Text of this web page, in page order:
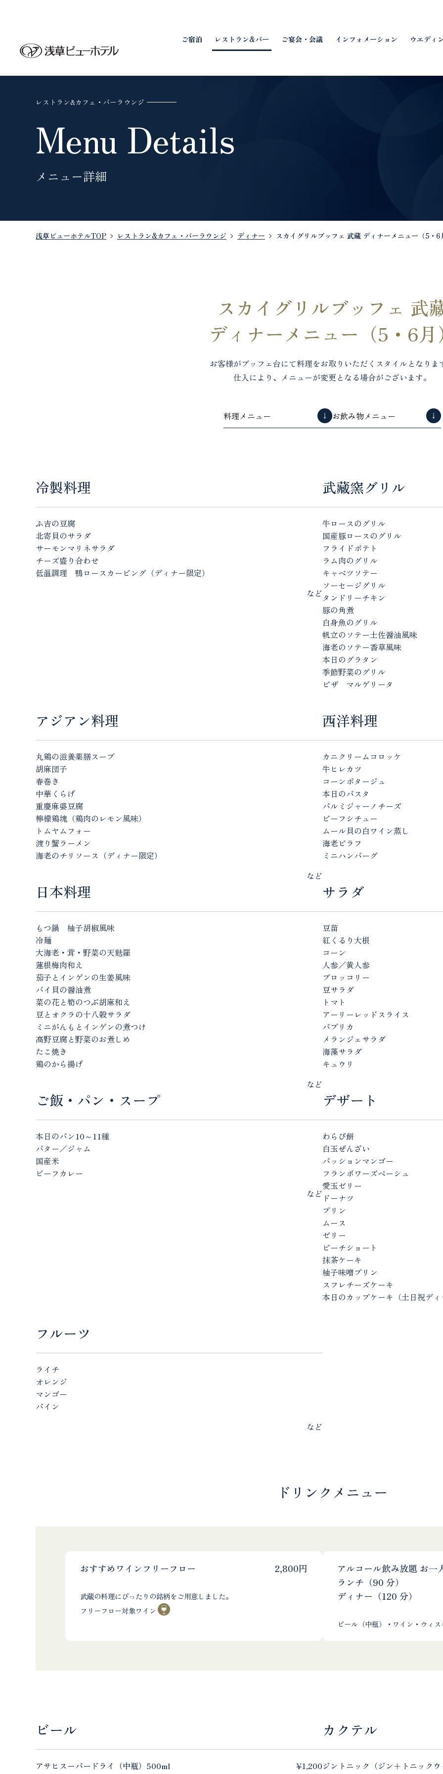
ご宿泊 レストラン&バー ご宴会・会議 インフォメーション ウエディ
レストラン&カフェ・バーラウンジ
Menu Details
メニュー詳細
浅草ビューホテルTOP レストラン&カフェ・バーラウンジ ディナー スカイグリルブッフェ 武藏 ディナーメニュー（5・6
スカイグリルブッフェ 武
ディナーメニュー（5・6月
お客様がブッフェ台にて料理をお取りいただく スタイルとなりま
仕入により、メニューが変更となる場合がございます。
料理メニュー お飲み物メニュー
冷製料理
ふ吉の豆腐
北寄貝のサラダ
サーモンマリネサラダ
チーズ盛り合わせ
低温調理 鴨ロースカービング（ディナー限定）
など
武藏窯グリル
牛ロースのグリル
国産豚ロースのグリル
フライドポテト
ラム肉のグリル
キャベツソテー
ソーセージグリル
タンドリーチキン
豚の角煮
白身魚のグリル
帆立のソテー土佐醤油風味
海老のソテー香草風味
本日のグラタン
季節野菜のグリル
ピザ マルゲリータ
アジアン料理
丸鶏の滋養薬膳スープ
胡麻団子
春巻き
中華くらげ
重慶麻婆豆腐
檸檬鶏塊（鶏肉のレモン風味）
トムヤムフォー
渡り蟹ラーメン
海老のチリソース（ディナー限定）
など
西洋料理
カニクリームコロッケ
牛ヒレカツ
コーンポタージュ
本日のパスタ
パルミジャーノチーズ
ビーフシチュー
ムール貝の白ワイン蒸し
海老ピラフ
ミニハンバーグ
日本料理
もつ鍋 柚子胡椒風味
冷麺
大海老・茸・野菜の天麩羅
蓮根梅肉和え
茄子とインゲンの生姜風味
バイ貝の醤油煮
菜の花と筍のつぶ胡麻和え
豆とオクラの十八穀サラダ
ミニがんもとインゲンの煮つけ
高野豆腐と野菜のお煮しめ
たこ焼き
鶏のから揚げ
など
サラダ
豆苗
紅くるり大根
コーン
人参／黄人参
ブロッコリー
豆サラダ
トマト
アーリーレッドスライス
パプリカ
メランジェサラダ
海藻サラダ
キュウリ
ご飯・パン・スープ
本日のパン10～ 11種
バター／ジャム
国産米
ビーフカレー
など
デザート
わらび餅
白玉ぜんざい
パッションマンゴー
フランボワーズペーシュ
愛玉ゼリー
ドーナツ
プリン
ムース
ゼリー
ピーチショート
抹茶ケーキ
柚子味噌プリン
スフレチーズケーキ
本日のカップケーキ（土日祝デ
フルーツ
ライチ
オレンジ
マンゴー
パイン
など
ドリンクメニュー
おすすめワインフリーフロー 2,800円
武藏の料理にぴったりの銘柄をご用意しました。
フリーフロー対象ワイン
アルコール飲み放題 お一
ランチ（90 分）
ディナー（120 分）
ビール（中瓶）・ワイン・ウィ
ビール
アサヒスーパードライ（中瓶）500ml
¥1,200
カクテル
ジントニック（ジン＋トニック